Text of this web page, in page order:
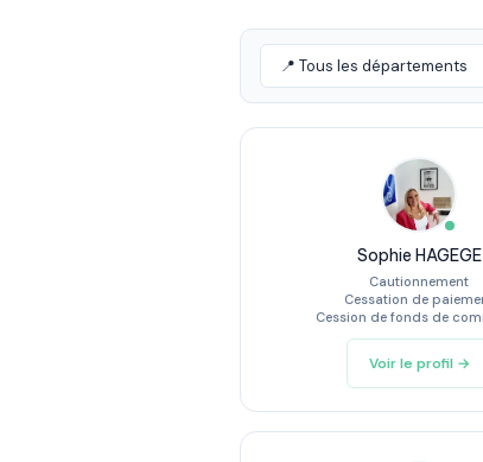
Sophie HAGEGE
Cautionnement
Cessation de
Cession de fonds de
Voir le profil →